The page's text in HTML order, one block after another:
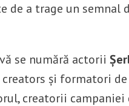
de a trage un semnal
se numără actorii
și formatori
creatorii